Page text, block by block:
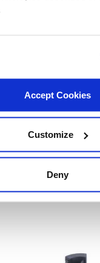
Accept Cookies
Customize
Deny
de purge
purge de canister EVAP